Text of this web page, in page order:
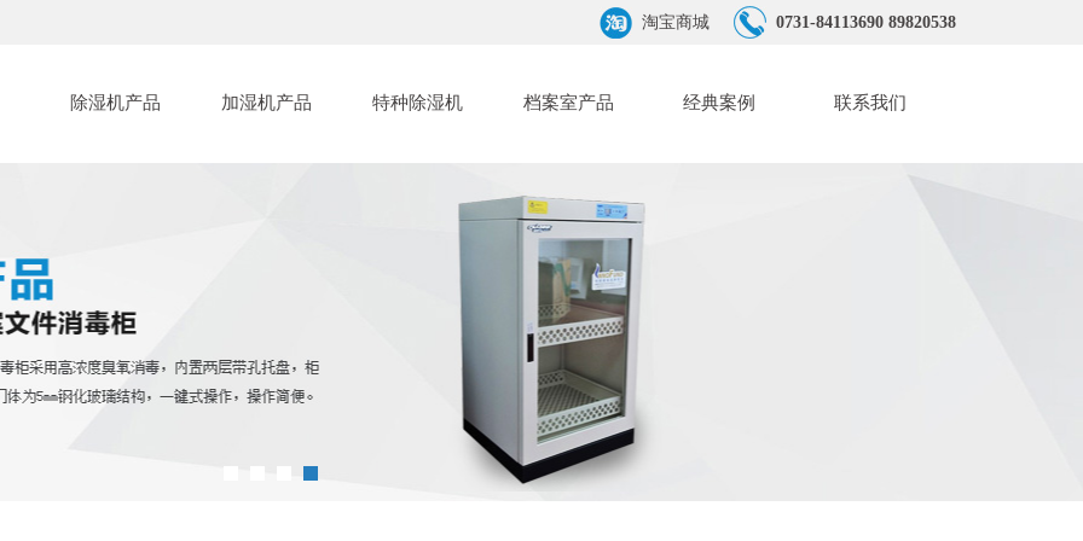
淘宝商城 0731-84113690 89820538
除湿机产品 加湿机产品 特种除湿机 档案室产品 经典案例 联系我们